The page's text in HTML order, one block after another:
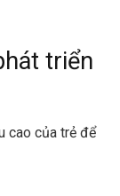
triển
cao của trẻ để